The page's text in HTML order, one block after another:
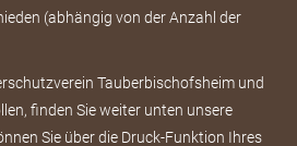
(abhängig von der Anzahl der
Tauberbischofsheim und
finden Sie weiter unten unsere
Sie über die Druck-Funktion Ihres